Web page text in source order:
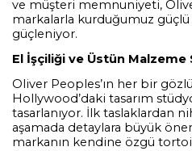
ve müşteri memnuniyeti,
markalarla kurduğumuz güçlü
güçleniyor.
El İşçiliği ve Üstün Malzeme
Oliver Peoples’ın her bir
Hollywood’daki tasarım
tasarlanıyor. İlk taslaklardan
aşamada detaylara büyük
markanın kendine özgü